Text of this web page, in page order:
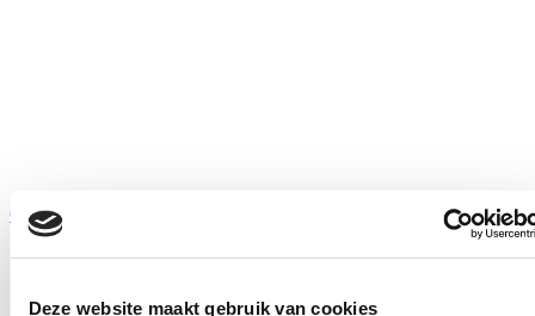
Deze website maakt gebruik van cookies
0313 - 670 250